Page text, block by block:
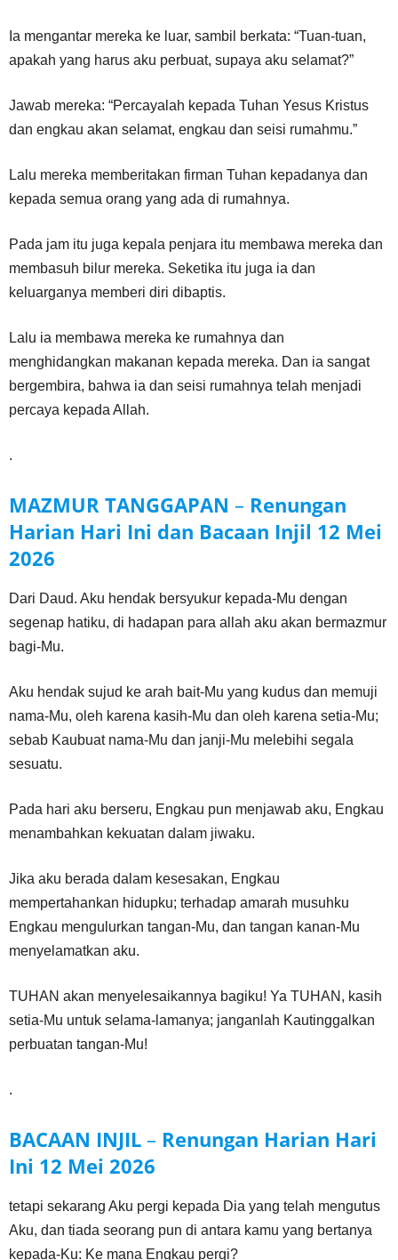
Ia mengantar mereka ke luar, sambil berkata: “Tuan-tuan,
apakah yang harus aku perbuat, supaya aku selamat?”
Jawab mereka: “Percayalah kepada Tuhan Yesus Kristus
dan engkau akan selamat, engkau dan seisi rumahmu.”
Lalu mereka memberitakan firman Tuhan kepadanya dan
kepada semua orang yang ada di rumahnya.
Pada jam itu juga kepala penjara itu membawa mereka dan
membasuh bilur mereka. Seketika itu juga ia dan
keluarganya memberi diri dibaptis.
Lalu ia membawa mereka ke rumahnya dan
menghidangkan makanan kepada mereka. Dan ia sangat
bergembira, bahwa ia dan seisi rumahnya telah menjadi
percaya kepada Allah.
.
MAZMUR TANGGAPAN – Renungan
Harian Hari Ini dan Bacaan Injil 12 Mei
2026
Dari Daud. Aku hendak bersyukur kepada-Mu dengan
segenap hatiku, di hadapan para allah aku akan bermazmur
bagi-Mu.
Aku hendak sujud ke arah bait-Mu yang kudus dan memuji
nama-Mu, oleh karena kasih-Mu dan oleh karena setia-Mu;
sebab Kaubuat nama-Mu dan janji-Mu melebihi segala
sesuatu.
Pada hari aku berseru, Engkau pun menjawab aku, Engkau
menambahkan kekuatan dalam jiwaku.
Jika aku berada dalam kesesakan, Engkau
mempertahankan hidupku; terhadap amarah musuhku
Engkau mengulurkan tangan-Mu, dan tangan kanan-Mu
menyelamatkan aku.
TUHAN akan menyelesaikannya bagiku! Ya TUHAN, kasih
setia-Mu untuk selama-lamanya; janganlah Kautinggalkan
perbuatan tangan-Mu!
.
BACAAN INJIL – Renungan Harian Hari
Ini 12 Mei 2026
tetapi sekarang Aku pergi kepada Dia yang telah mengutus
Aku, dan tiada seorang pun di antara kamu yang bertanya
kepada-Ku: Ke mana Engkau pergi?